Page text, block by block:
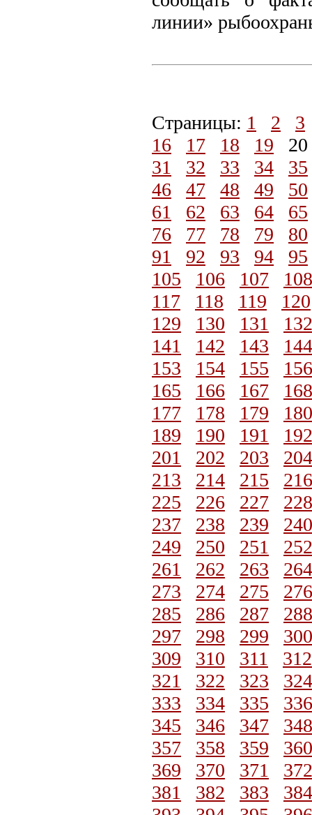
линии»
Страницы: 1 2
3
16
17 18 19
31
32 33 34
35
46
47 48 49
50
61
62 63 64
65
76
77 78 79
80
91
92 93 94
95
105
106 107
108
117
118 119
120
129
130 131
132
141
142 143
144
153
154 155
156
165
166 167
168
177
178 179
180
189
190 191
192
201
202 203
204
213
214 215
216
225
226 227
228
237
238 239
240
249
250 251
252
261
262 263
264
273
274 275
276
285
286 287
288
297
298 299
300
309
310 311
312
321
322 323
324
333
334 335
336
345
346 347
348
357
358 359
360
369
370 371
372
381
382 383
384